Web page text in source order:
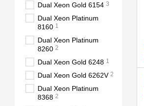
Dual Xeon Gold 6154 3
Dual Xeon Platinum
8160 1
Dual Xeon Platinum
8260 2
Dual Xeon Gold 6248 1
Dual Xeon Gold 6262V 2
Dual Xeon Platinum
8368 2